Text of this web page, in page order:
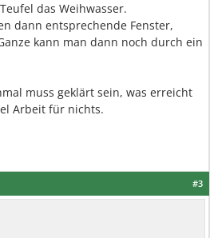
das Weihwasser.
dann entsprechende Fenster,
kann man dann noch durch ein
muss geklärt sein, was erreicht
Arbeit für nichts.
#3